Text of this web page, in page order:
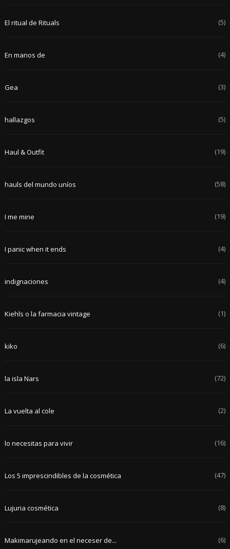
El ritual de Rituals (5)
En manos de (4)
Gea (3)
hallazgos (5)
Haul & Outfit (19)
hauls del mundo uníos (58)
I me mine (19)
I panic when it ends (4)
indignaciones (4)
Kiehls o la farmacia vintage (1)
kiko (6)
la isla Nars (72)
La vuelta al cole (2)
lo necesitas para vivir (16)
Los 5 imprescindibles de la cosmética (47)
Lujuria cosmética (8)
Makimarujeando en el neceser de... (6)